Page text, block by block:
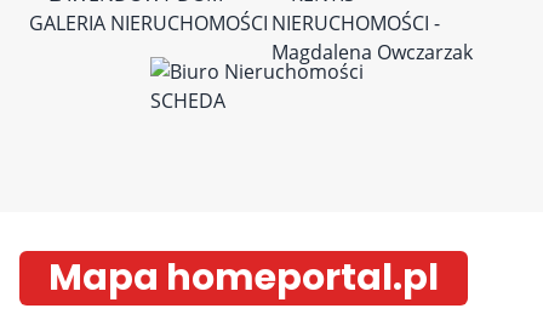
Mapa homeportal.pl